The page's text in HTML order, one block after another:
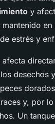
y
en
estrés y
afecta
desechos
y, por
Un